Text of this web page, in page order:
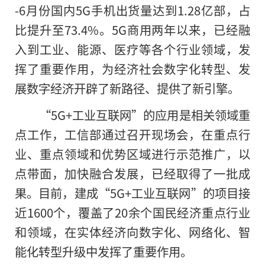
-6月份国内5G手机出货量达到1.28亿部，占
比提升至73.4%。5G商用两年以来，已经融
入到工业、能源、医疗等各个行业领域，发
挥了重要作用，为经济社会数字化转型、发
展数字经济开辟了新路径、提供了新引擎。
“5G+工业互联网” 的应用是相关领域重
点工作，工信部通过召开现场会，在重点行
业、重点领域和优势区域进行示范推广，以
点带面，加快融合发展，已经取得了一批成
果。目前，建成“5G+工业互联网”的项目接
近1600个，覆盖了20余个国民经济重点行业
和领域，在实体经济向数字化、网络化、智
能化转型升级中发挥了重要作用。